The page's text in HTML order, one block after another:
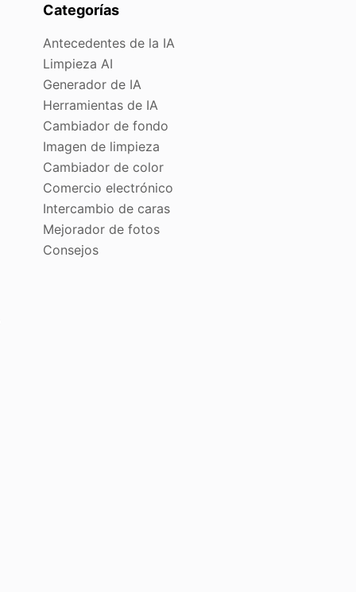
Categorías
Antecedentes de la IA
Limpieza AI
Generador de IA
Herramientas de IA
Cambiador de fondo
Imagen de limpieza
Cambiador de color
Comercio electrónico
Intercambio de caras
Mejorador de fotos
Consejos